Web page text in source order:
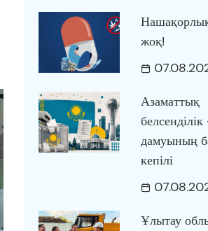
жоқ!
Азаматтық
дамуының
кепілі
Ұлытау